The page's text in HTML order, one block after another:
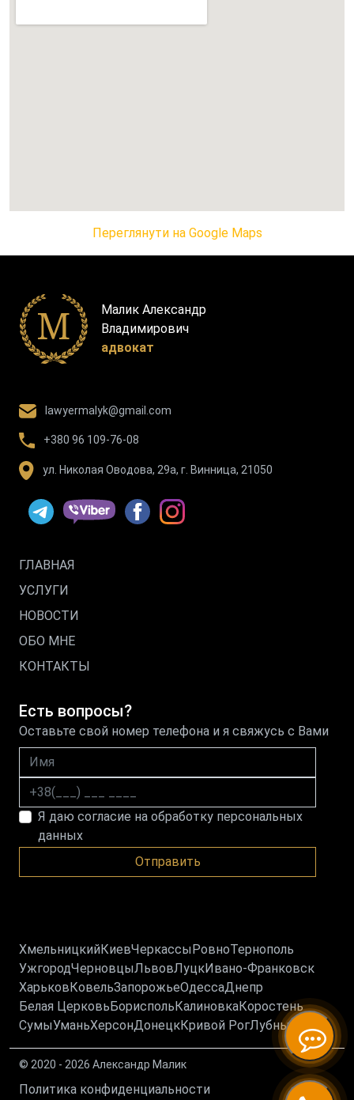
Переглянути на Google Maps
Малик Александр
Владимирович
адвокат
lawyermalyk@gmail.com
+380 96 109-76-08
ул. Николая Оводова, 29а, г. Винница, 21050
ГЛАВНАЯ
УСЛУГИ
НОВОСТИ
ОБО МНЕ
КОНТАКТЫ
Есть вопросы?
Оставьте свой номер телефона и я свяжусь с Вами
Имя
Номер телефона
Я даю согласие на обработку персональных
данных
Отправить
ХмельницкийКиевЧеркассы РовноТернополь
УжгородЧерновцыЛьвовЛуцкИвано-Франковск
Харьков КовельЗапорожьеОдессаДнепр
Белая Церковь Борисполь КалиновкаКоростень
СумыУманьХерсонДонецкКривой РогЛубны
© 2020 - 2026 Александр Малик
Политика конфиденциальности